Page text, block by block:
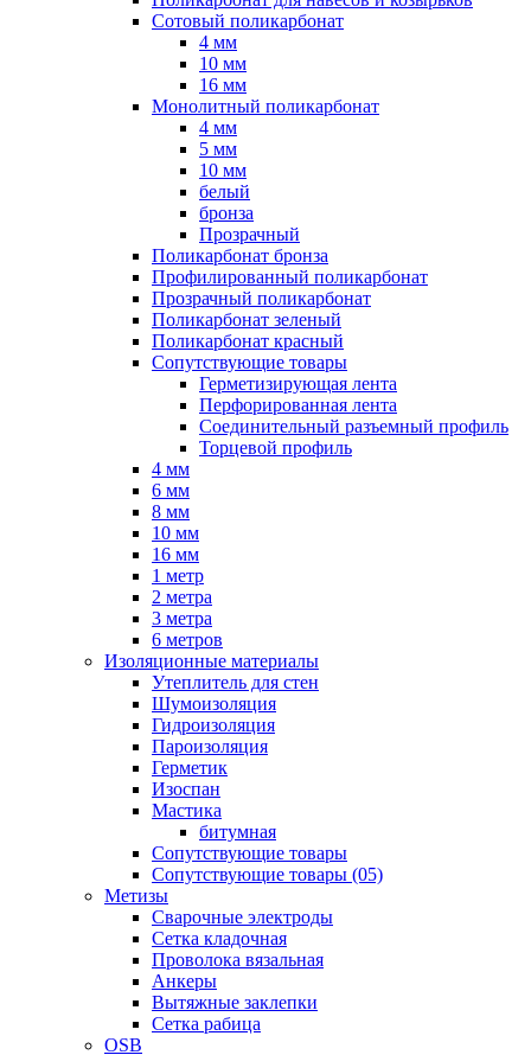
Сотовый поликарбонат
4 мм
10 мм
16 мм
Монолитный поликарбонат
4 мм
5 мм
10 мм
белый
бронза
Прозрачный
Поликарбонат бронза
Профилированный поликарбонат
Прозрачный поликарбонат
Поликарбонат зеленый
Поликарбонат красный
Сопутствующие товары
Герметизирующая лента
Перфорированная лента
Соединительный разъемный профиль
Торцевой профиль
4 мм
6 мм
8 мм
10 мм
16 мм
1 метр
2 метра
3 метра
6 метров
Изоляционные материалы
Утеплитель для стен
Шумоизоляция
Гидроизоляция
Пароизоляция
Герметик
Изоспан
Мастика
битумная
Сопутствующие товары
Сопутствующие товары (05)
Метизы
Сварочные электроды
Сетка кладочная
Проволока вязальная
Анкеры
Вытяжные заклепки
Сетка рабица
OSB